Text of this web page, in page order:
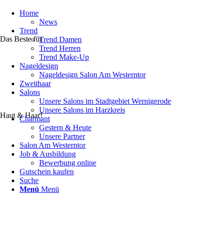
Das Beste für
Haut & Haar!
Home
News
Trend
Trend Damen
Trend Herren
Trend Make-Up
Nageldesign
Nageldesign Salon Am Westerntor
Zweithaar
Salons
Unsere Salons im Stadtgebiet Wernigerode
Unsere Salons im Harzkreis
Charmant
Gestern & Heute
Unsere Partner
Salon Am Westerntor
Job & Ausbildung
Bewerbung online
Gutschein kaufen
Suche
Menü Menü